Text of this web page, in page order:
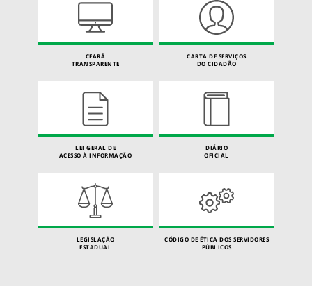
CEARÁ
TRANSPARENTE
CARTA DE SERVIÇOS
DO CIDADÃO
LEI GERAL DE
ACESSO À INFORMAÇÃO
DIÁRIO
OFICIAL
LEGISLAÇÃO
ESTADUAL
CÓDIGO DE ÉTICA DOS SERVIDORES
PÚBLICOS